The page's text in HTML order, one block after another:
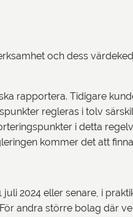
och dess
rapportera. Tidigare
regleras i tolv
i detta
kommer det att
2024 eller senare, i
andra större bolag där